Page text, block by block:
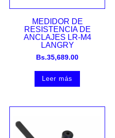
MEDIDOR DE
RESISTENCIA DE
ANCLAJES LR-M4
LANGRY
Bs.35,689.00
Leer más